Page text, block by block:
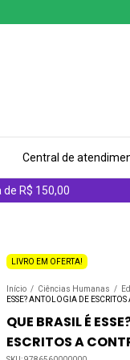
R$ 150,00
Central de
LIVRO EM OFERTA!
Início / Ciências Humanas /
ESSE? ANTOLOGIA DE
QUE BRASIL É
ESCRITOS A